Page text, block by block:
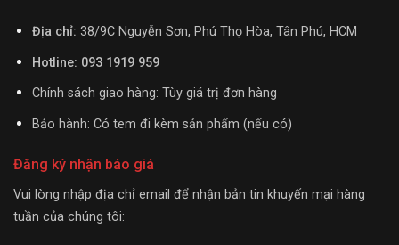
Địa chỉ: 38/9C Nguyễn Sơn, Phú Thọ Hòa, Tân Phú, HCM
Hotline: 093 1919 959
Chính sách giao hàng: Tùy giá trị đơn hàng
Bảo hành: Có tem đi kèm sản phẩm (nếu có)
Đăng ký nhận báo giá
Vui lòng nhập địa chỉ email để nhận bản tin khuyến mại hàng
tuần của chúng tôi: